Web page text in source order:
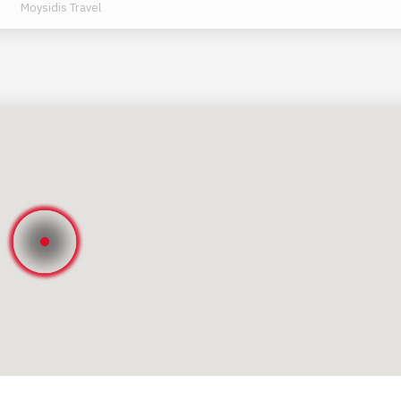
το Ιερό του Ολυμπίου Διός, το Αρχαίο Στάδιο
της Πυθίας. Επίσης, υπάρχει ένα από τα πιο
μέσα από αυθεντικά χωριουδάκια της Στερεάς
– τα Μετέωρα. Ένα πραγματικό γεωλογικό θαύμα που
επισκέπτες από όλο τον κόσμο. Αλλά είναι γνωστό όχι
Moysidis Travel